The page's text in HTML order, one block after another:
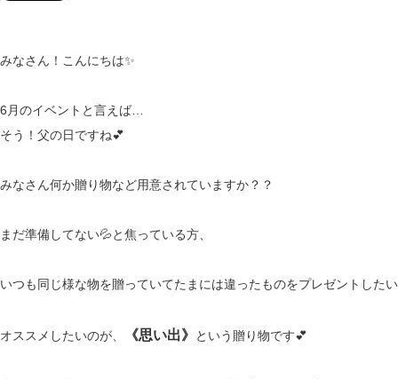
みなさん！こんにちは✨
6月のイベントと言えば…
そう！父の日ですね💕
みなさん何か贈り物など用意されていますか？？
まだ準備してない💦と焦っている方、
いつも同じ様な物を贈っていてたまには違ったものをプレゼントした
オススメしたいのが、 《思い出》 という贈り物です💕